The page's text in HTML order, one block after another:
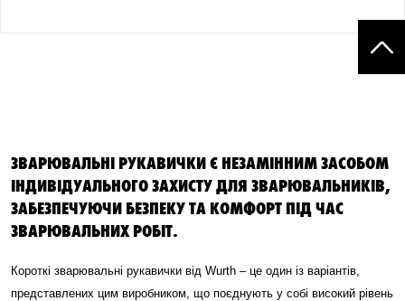
ЗВАРЮВАЛЬНІ РУКАВИЧКИ Є НЕЗАМІННИМ ЗАСОБОМ
ІНДИВІДУАЛЬНОГО ЗАХИСТУ ДЛЯ ЗВАРЮВАЛЬНИКІВ,
ЗАБЕЗПЕЧУЮЧИ БЕЗПЕКУ ТА КОМФОРТ ПІД ЧАС
ЗВАРЮВАЛЬНИХ РОБІТ.
Короткі зварювальні рукавички від Wurth – це один із варіантів,
представлених цим виробником, що поєднують у собі високий рівень